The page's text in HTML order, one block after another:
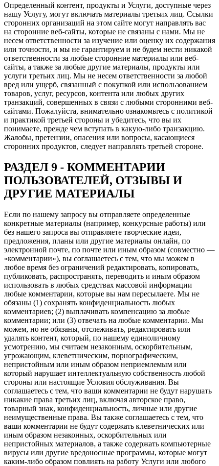
Определенный контент, продукты и Услуги, доступные через
нашу Услугу, могут включать материалы третьих лиц. Ссылки
сторонних организаций на этом сайте могут направлять вас
на сторонние веб-сайты, которые не связаны с нами. Мы не
несем ответственности за изучение или оценку их содержания
или точности, и мы не гарантируем и не будем нести никакой
ответственности за любые сторонние материалы или веб-
сайты, а также за любые другие материалы, продукты или
услуги третьих лиц. Мы не несем ответственности за любой
вред или ущерб, связанный с покупкой или использованием
товаров, услуг, ресурсов, контента или любых других
транзакций, совершенных в связи с любыми сторонними веб-
сайтами. Пожалуйста, внимательно ознакомьтесь с политикой
и практикой третьей стороны и убедитесь, что вы их
понимаете, прежде чем вступать в какую-либо транзакцию.
Жалобы, претензии, опасения или вопросы, касающиеся
сторонних продуктов, следует направлять третьей стороне.
РАЗДЕЛ 9 - КОММЕНТАРИИ
ПОЛЬЗОВАТЕЛЕЙ, ОТЗЫВЫ И
ДРУГИЕ МАТЕРИАЛЫ
Если по нашему запросу вы отправляете определенные
конкретные материалы (например, конкурсные работы) или
без нашего запроса вы отправляете творческие идеи,
предложения, планы или другие материалы онлайн, по
электронной почте, по почте или иным образом (совместно —
«комментарии»), вы соглашаетесь с тем, что мы можем в
любое время без ограничений редактировать, копировать,
публиковать, распространять, переводить и иным образом
использовать в любых средствах массовой информации
любые комментарии, которые вы нам пересылаете. Мы не
обязаны (1) сохранять конфиденциальность любых
комментариев; (2) выплачивать компенсацию за любые
комментарии; или (3) отвечать на любые комментарии. Мы
можем, но не обязаны, отслеживать, редактировать или
удалять контент, который, по нашему единоличному
усмотрению, мы считаем незаконным, оскорбительным,
угрожающим, клеветническим, порнографическим,
непристойным или иным образом неприемлемым или
который нарушает интеллектуальную собственность любой
стороны или настоящие Условия обслуживания. Вы
соглашаетесь с тем, что ваши комментарии не будут нарушать
никакие права третьих лиц, включая авторское право,
товарный знак, конфиденциальность, личные или другие
неимущественные права. Вы также соглашаетесь с тем, что
ваши комментарии не будут содержать клеветнических или
иным образом незаконных, оскорбительных или
непристойных материалов, а также содержать компьютерные
вирусы или другие вредоносные программы, которые могут
каким-либо образом повлиять на работу Услуги или любого